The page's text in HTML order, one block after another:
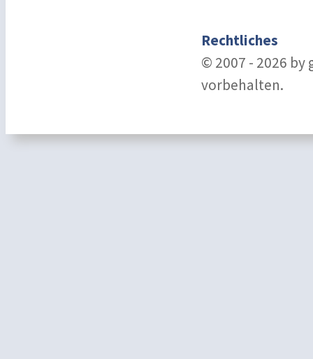
Rechtliches
© 2007 - 2026 by
vorbehalten.